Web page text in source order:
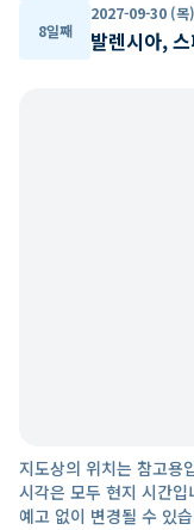
8일째
2027-09-30 (목)
발렌시아,
지도상의 위치는 참고용
시각은 모두 현지 시간
예고 없이 변경될 수 있